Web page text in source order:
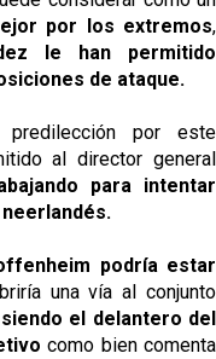
por los extremos,
le han permitido
de ataque.
por este
al director general
para intentar
podría estar
una vía al conjunto
siendo el delantero del
como bien comenta